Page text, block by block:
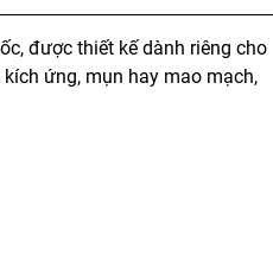
được thiết kế dành riêng cho
ứng, mụn hay mao mạch,